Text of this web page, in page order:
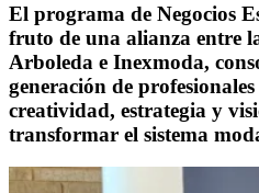
El programa de Negocios
fruto de una alianza entre
Arboleda e Inexmoda,
generación de
creatividad, estrategia y
transformar el sistema